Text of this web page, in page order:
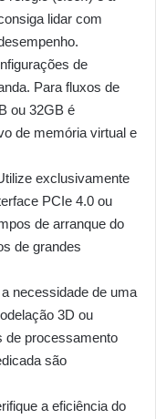
lidar com
de
Para fluxos de
ou 32GB é
de memória virtual e
exclusivamente
PCIe 4.0 ou
de arranque do
de grandes
necessidade de uma
3D ou
de processamento
são
a eficiência do